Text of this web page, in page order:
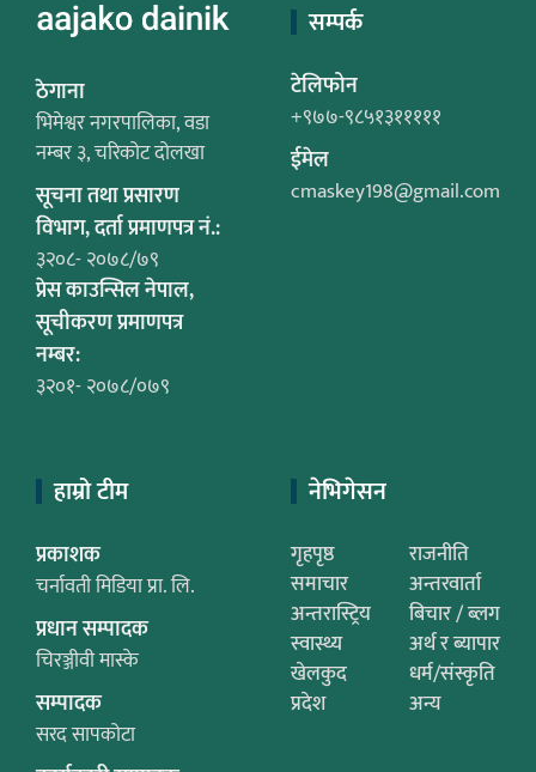
ठेगाना
भिमेश्वर नगरपालिका, वडा
नम्बर ३, चरिकोट दोलखा
सूचना तथा प्रसारण
विभाग, दर्ता प्रमाणपत्र नं.:
३२०८- २०७८/७९
प्रेस काउन्सिल नेपाल,
सूचीकरण प्रमाणपत्र
नम्बर:
३२०१- २०७८/०७९
सम्पर्क
टेलिफोन
+९७७-९८५१३१११११
ईमेल
cmaskey198@gmail.com
हाम्रो टीम
प्रकाशक
चर्नावती मिडिया प्रा. लि.
प्रधान सम्पादक
चिरञ्जीवी मास्के
सम्पादक
सरद सापकोटा
नेभिगेसन
गृहपृष्ठ
राजनीति
समाचार
अन्तरवार्ता
अन्तरास्ट्रिय
बिचार / ब्लग
स्वास्थ्य
अर्थ र ब्यापार
खेलकुद
धर्म/संस्कृति
प्रदेश
अन्य